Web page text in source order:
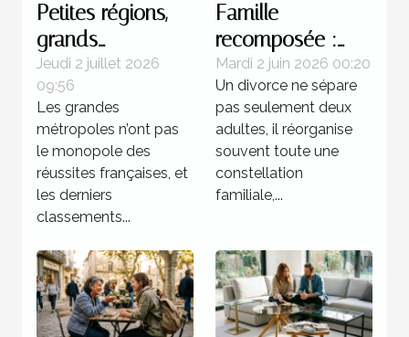
Petites régions,
grands
champions : une
réalité française
Jeudi 2 juillet 2026
09:56
Les grandes
métropoles n’ont pas
le monopole des
réussites françaises, et
les derniers
classements...
Famille
recomposée :
quels enjeux
juridiques après
une séparation ?
Mardi 2 juin 2026 00:20
Un divorce ne sépare
pas seulement deux
adultes, il réorganise
souvent toute une
constellation
familiale,...